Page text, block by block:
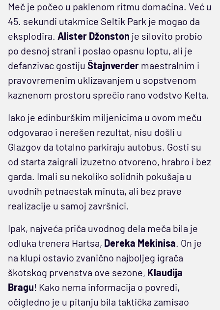
Meč je počeo u paklenom ritmu domaćina. Već u
45. sekundi utakmice Seltik Park je mogao da
eksplodira. Alister Džonston je silovito probio
po desnoj strani i poslao opasnu loptu, ali je
defanzivac gostiju Štajnverder maestralnim i
pravovremenim uklizavanjem u sopstvenom
kaznenom prostoru sprečio rano vođstvo Kelta.
Iako je edinburškim miljenicima u ovom meču
odgovarao i nerešen rezultat, nisu došli u
Glazgov da totalno parkiraju autobus. Gosti su
od starta zaigrali izuzetno otvoreno, hrabro i bez
garda. Imali su nekoliko solidnih pokušaja u
uvodnih petnaestak minuta, ali bez prave
realizacije u samoj završnici.
Ipak, najveća priča uvodnog dela meča bila je
odluka trenera Hartsa, Dereka Mekinisa. On je
na klupi ostavio zvanično najboljeg igrača
škotskog prvenstva ove sezone, Klaudija
Bragu! Kako nema informacija o povredi,
očigledno je u pitanju bila taktička zamisao